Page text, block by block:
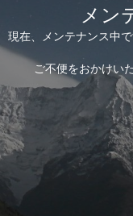
メン
現在、メンテナンス中
ご不便をおかけい